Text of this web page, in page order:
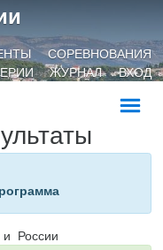
СОРЕВНОВАНИЯ
ЖУРНАЛ ВХОД
и России